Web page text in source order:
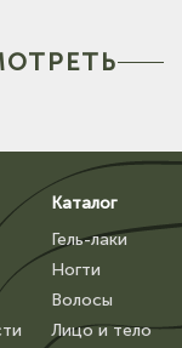
Каталог
Гель-лаки
Ногти
Волосы
Лицо и тело